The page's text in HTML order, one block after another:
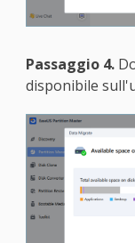
Passaggio 4.
disponibile